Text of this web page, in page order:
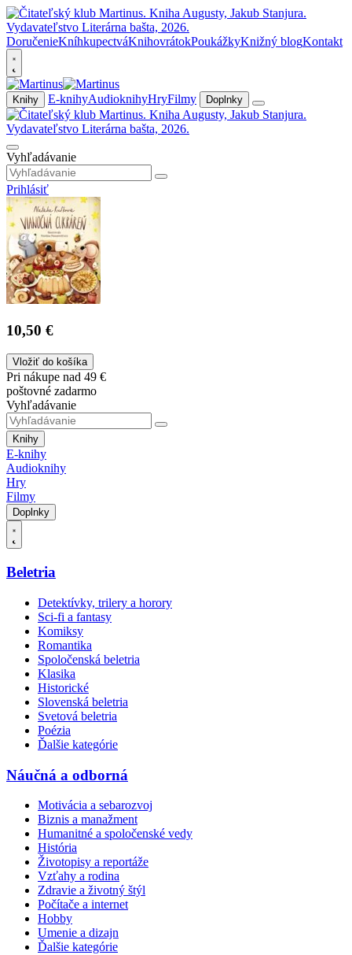
DoručenieKníhkupectváKnihovrátokPoukážkyKnižný blogKontakt
Knihy E-knihyAudioknihyHryFilmy Doplnky
Vyhľadávanie
Prihlásiť
10,50 €
Vložiť do košíka
Pri nákupe nad 49 €
poštovné zadarmo
Vyhľadávanie
Knihy
E-knihy
Audioknihy
Hry
Filmy
Doplnky
Beletria
Detektívky, trilery a horory
Sci-fi a fantasy
Komiksy
Romantika
Spoločenská beletria
Klasika
Historické
Slovenská beletria
Svetová beletria
Poézia
Ďalšie kategórie
Náučná a odborná
Motivácia a sebarozvoj
Biznis a manažment
Humanitné a spoločenské vedy
História
Životopisy a reportáže
Vzťahy a rodina
Zdravie a životný štýl
Počítače a internet
Hobby
Umenie a dizajn
Ďalšie kategórie